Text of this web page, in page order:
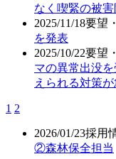
なく喫緊の被
2025/11/18要望
を発表
2025/10/22要望
マの異常出没
えられる対策
1 2
2026/01/23採用
②森林保全担当